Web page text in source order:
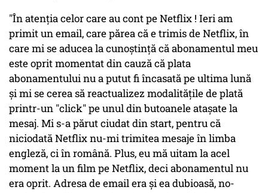
"În atenția celor care au cont pe Netflix ! Ieri am
primit un email, care părea că e trimis de Netflix, în
care mi se aducea la cunoștință că abonamentul meu
este oprit momentat din cauză că plata
abonamentului nu a putut fi încasată pe ultima lună
și mi se cerea să reactualizez modalitățile de plată
printr-un "click" pe unul din butoanele atașate la
mesaj. Mi s-a părut ciudat din start, pentru că
niciodată Netflix nu-mi trimitea mesaje în limba
engleză, ci în română. Plus, eu mă uitam la acel
moment la un film pe Netflix, deci abonamentul nu
era oprit. Adresa de email era și ea dubioasă, no-